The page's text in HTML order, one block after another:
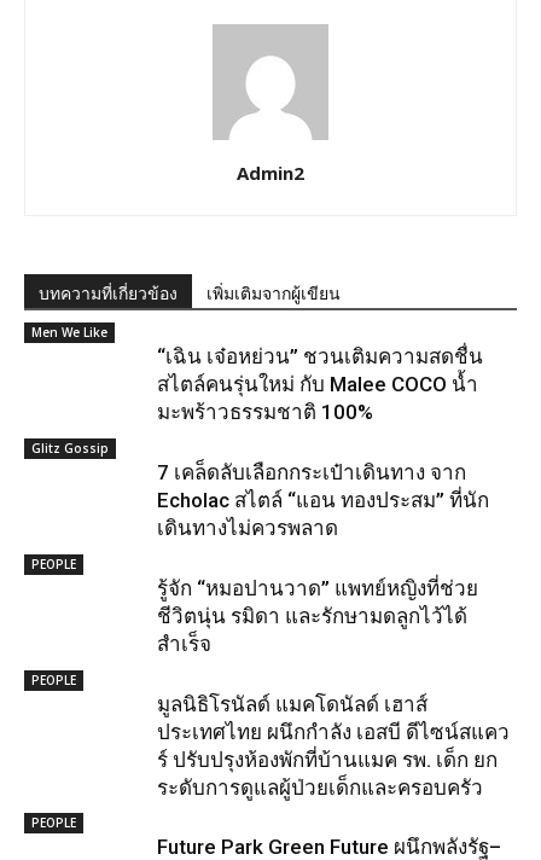
Admin2
บทความที่เกี่ยวข้อง เพิ่มเติมจากผู้เขียน
Men We Like
“เฉิน เจ๋อหย่วน” ชวนเติมความสดชื่น
สไตล์คนรุ่นใหม่ กับ Malee COCO น้ำ
มะพร้าวธรรมชาติ 100%
Glitz Gossip
7 เคล็ดลับเลือกกระเป๋าเดินทาง จาก
Echolac สไตล์ “แอน ทองประสม” ที่นัก
เดินทางไม่ควรพลาด
PEOPLE
รู้จัก “หมอปานวาด” แพทย์หญิงที่ช่วย
ชีวิตนุ่น รมิดา และรักษามดลูกไว้ได้
สำเร็จ
PEOPLE
มูลนิธิโรนัลด์ แมคโดนัลด์ เฮาส์
ประเทศไทย ผนึกกำลัง เอสบี ดีไซน์สแคว
ร์ ปรับปรุงห้องพักที่บ้านแมค รพ. เด็ก ยก
ระดับการดูแลผู้ป่วยเด็กและครอบครัว
PEOPLE
Future Park Green Future ผนึกพลังรัฐ–